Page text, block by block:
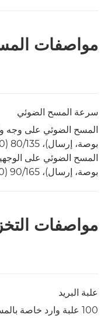
مواصفات
سرعة المسح الضوئي
بوصة، إرسال)، 135/‏80 (600 × 600 نقطة لكل بوصة، نسخ)
بوصة، إرسال)، 165‏/90 (600 × 600 نقطة لكل بوصة، نسخ)
مواصفات
علبة البريد
100 علبة وارد خاصة بالمستخدم،